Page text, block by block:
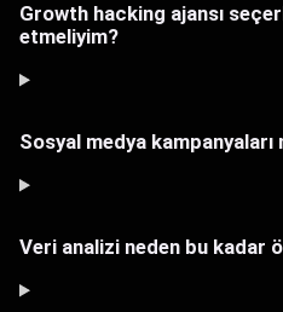
Growth hacking ajansı
etmeliyim?
Sosyal medya
Veri analizi neden bu kadar